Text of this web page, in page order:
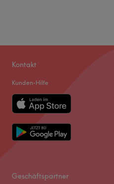
Kontakt
Kunden-Hilfe
Geschäftspartner